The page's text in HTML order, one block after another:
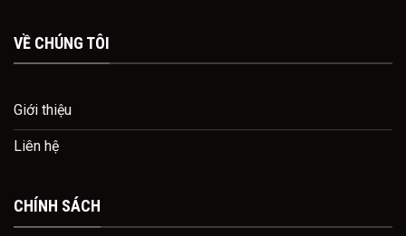
VỀ CHÚNG TÔI
Giới thiệu
Liên hệ
CHÍNH SÁCH